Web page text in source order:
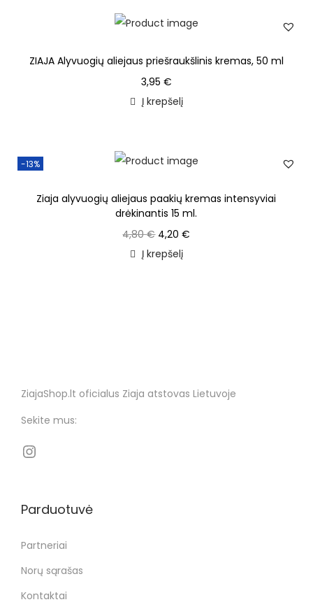
ZIAJA Alyvuogių aliejaus priešraukšlinis kremas, 50 ml
3,95 €
Į krepšelį
-13%
Ziaja alyvuogių aliejaus paakių kremas intensyviai
drėkinantis 15 ml.
4,80€ 4,20€
Į krepšelį
ZiajaShop.lt oficialus Ziaja atstovas Lietuvoje
Sekite mus:
Parduotuvė
Partneriai
Norų sąrašas
Kontaktai